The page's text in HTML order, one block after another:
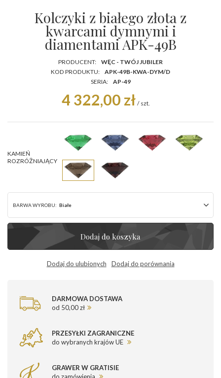
Kolczyki z białego złota z
kwarcami dymnymi i
diamentami APK-49B
PRODUCENT:
WĘC - TWÓJ JUBILER
KOD PRODUKTU:
APK-49B-KWA-DYM/D
SERIA:
AP-49
4 322,00 zł / szt.
KAMIEŃ
ROZRÓŻNIAJĄCY
BARWA WYROBU: Białe
Dodaj do koszyka
Dodaj do ulubionych Dodaj do porównania
DARMOWA DOSTAWA
od 50,00 zł
PRZESYŁKI ZAGRANICZNE
do wybranych krajów UE
GRAWER W GRATISIE
do zamówienia